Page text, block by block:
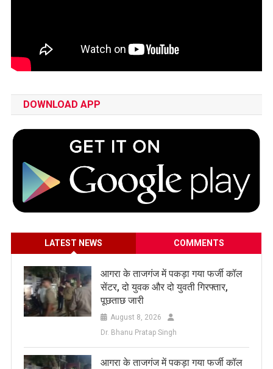
DOWNLOAD APP
LATEST NEWS COMMENTS
आगरा के ताजगंज में पकड़ा गया फर्जी कॉल
सेंटर, दो युवक और दो युवती गिरफ्तार,
पूछताछ जारी
August 8, 2026
Dr. Bhanu Pratap Singh
आगरा के ताजगंज में पकड़ा गया फर्जी कॉल